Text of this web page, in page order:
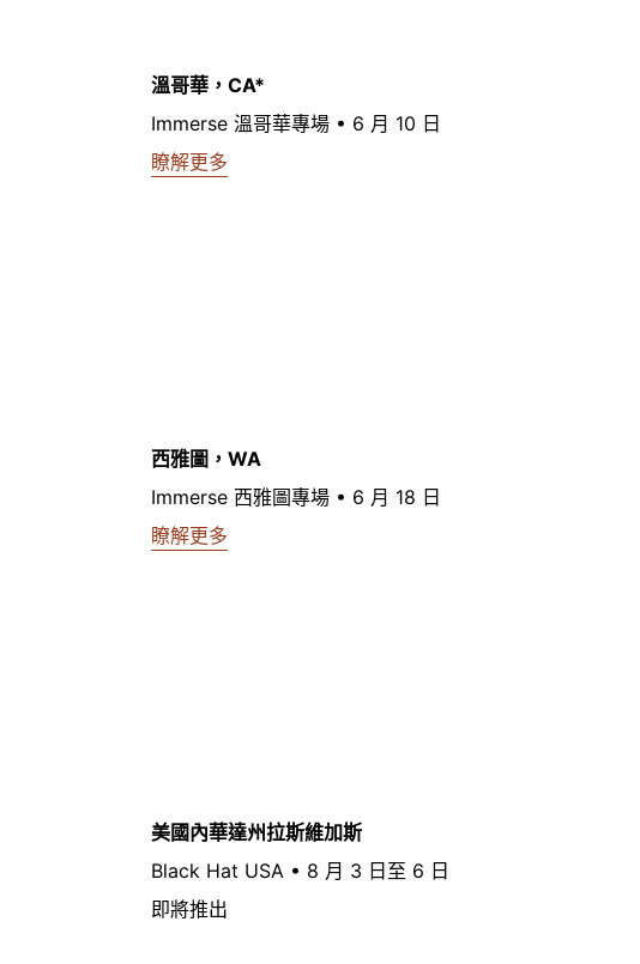
溫哥華，CA*
Immerse 溫哥華專場 • 6 月 10 日
瞭解更多
西雅圖，WA
Immerse 西雅圖專場 • 6 月 18 日
瞭解更多
美國內華達州拉斯維加斯
Black Hat USA • 8 月 3 日至 6 日
即將推出